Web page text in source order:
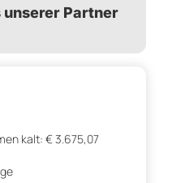
unserer Partner
kalt: € 3.675,07